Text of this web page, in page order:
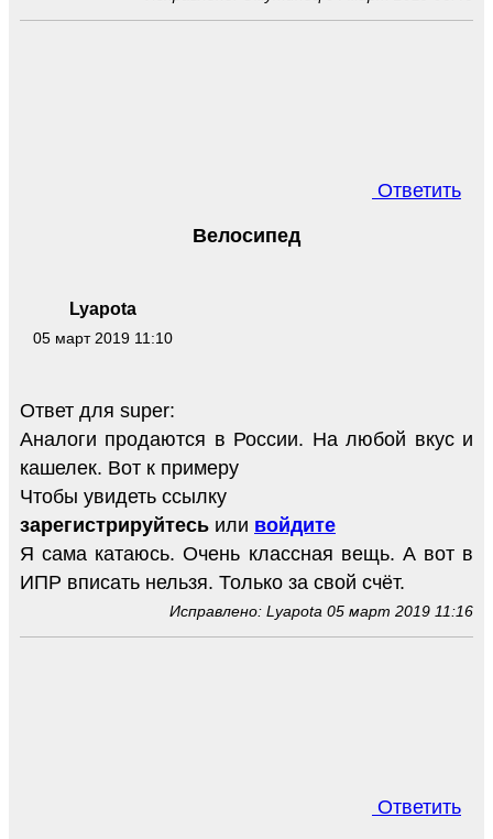
Ответить
Lyapota
05 март 2019 11:10
Велосипед
Ответ для super:
Аналоги продаются в России. На любой вкус и
кашелек. Вот к примеру
Чтобы увидеть ссылку
зарегистрируйтесь или войдите
Я сама катаюсь. Очень классная вещь. А вот в
ИПР вписать нельзя. Только за свой счёт.
Исправлено: Lyapota 05 март 2019 11:16
Ответить